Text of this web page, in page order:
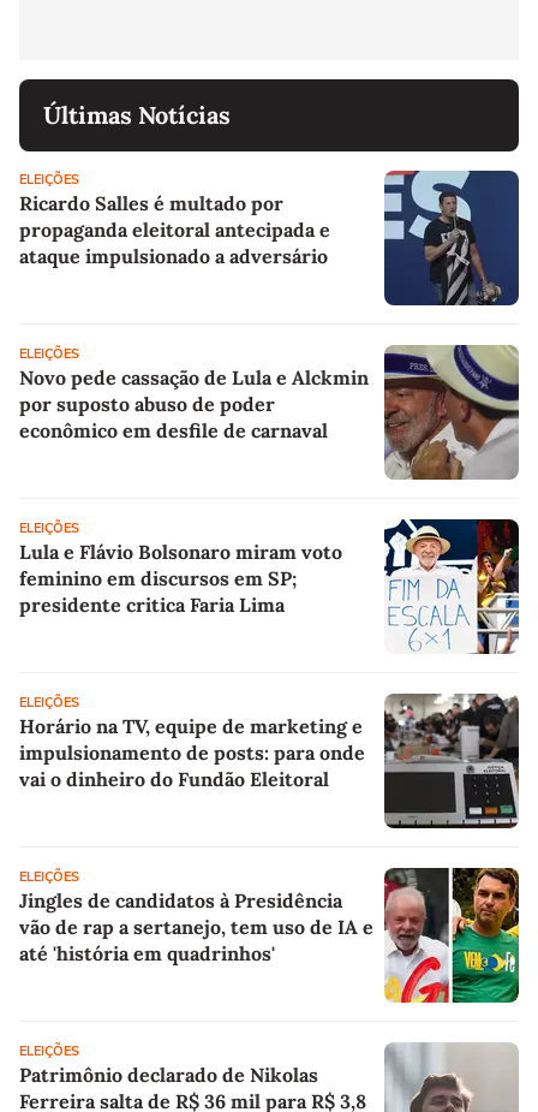
Últimas Notícias
ELEIÇÕES
Ricardo Salles é multado por
propaganda eleitoral antecipada e
ataque impulsionado a adversário
ELEIÇÕES
Novo pede cassação de Lula e Alckmin
por suposto abuso de poder
econômico em desfile de carnaval
ELEIÇÕES
Lula e Flávio Bolsonaro miram voto
feminino em discursos em SP;
presidente critica Faria Lima
ELEIÇÕES
Horário na TV, equipe de marketing e
impulsionamento de posts: para onde
vai o dinheiro do Fundão Eleitoral
ELEIÇÕES
Jingles de candidatos à Presidência
vão de rap a sertanejo, tem uso de IA e
até 'história em quadrinhos'
ELEIÇÕES
Patrimônio declarado de Nikolas
Ferreira salta de R$ 36 mil para R$ 3,8